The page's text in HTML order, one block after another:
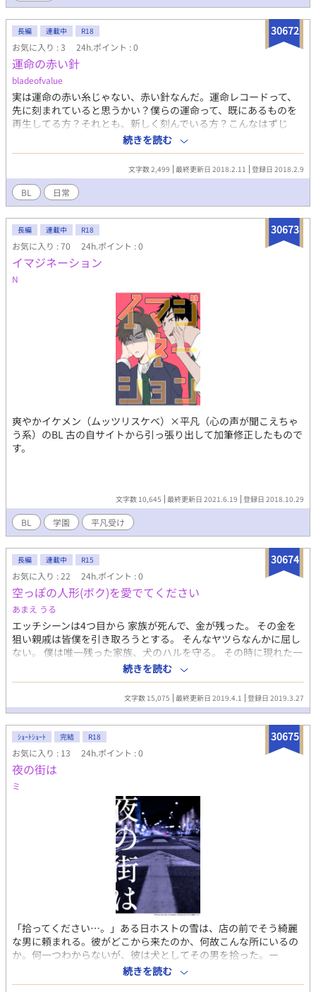
30672
長編 連載中 R18
お気に入り : 3 24h.ポイント : 0
運命の赤い針
bladeofvalue
実は運命の赤い糸じゃない、赤い針なんだ。運命レコードって、
先に刻まれていると思うかい？僕らの運命って、既にあるものを
再生してる方？それとも、新しく刻んでいる方？こんなはずじ
ゃ、とか、もしあの時に戻れたら、とか、思う時、赤い針が現れ
て、運命レコードを書き換える。普段、気がつかないかもしれな
いけど、赤い針は音もたてずに現れ、運命のいたずらをして、ま
た姿を消す。その刹那を、ちょいと覗いて見よう。
続きを読む
文字数 2,499 最終更新日 2018.2.11 登録日 2018.2.9
BL 日常
30673
長編 連載中 R18
お気に入り : 70 24h.ポイント : 0
イマジネーション
N
爽やかイケメン（ムッツリスケベ）×平凡（心の声が聞こえちゃ
う系）のBL 古の自サイトから引っ張り出して加筆修正したもので
す。
文字数 10,645 最終更新日 2021.6.19 登録日 2018.10.29
BL 学園 平凡受け
30674
長編 連載中 R15
お気に入り : 22 24h.ポイント : 0
空っぽの人形(ボク)を愛でてください
あまえ うる
エッチシーンは4つ目から 家族が死んで、金が残った。 その金を
狙い親戚は皆僕を引き取ろうとする。 そんなヤツらなんかに屈し
ない。 僕は唯一残った家族、犬のハルを守る。 その時に現れた一
人の男。 僕を引き取りたいらしい 空っぽになってしまった僕の中
身 ただのお人形になんてなりたくない だから僕は、自分の意思は
曲げないんだ これは完璧になりきれない僕と 完璧すぎる男のラブ
ストーリー
続きを読む
文字数 15,075 最終更新日 2019.4.1 登録日 2019.3.27
30675
ｼｮｰﾄｼｮｰﾄ 完結 R18
お気に入り : 13 24h.ポイント : 0
夜の街は
ミ
「拾ってください…。」ある日ホストの雪は、店の前でそう綺麗
な男に頼まれる。彼がどこから来たのか、何故こんな所にいるの
か。何一つわからないが、彼は犬としてその男を拾った。ー
「犬」 「…優しすぎる。」柔らかくキスをしてくる彼に後ろめた
さを感じる男は、ある日もっとひどくして欲しいと頼みこむ。相
続きを読む